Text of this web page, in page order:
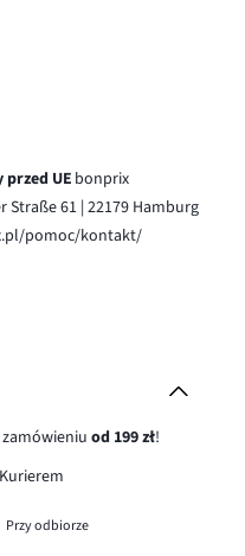
UE bonprix
61 | 22179 Hamburg
pomoc/kontakt/
od 199 zł!
Przy odbiorze